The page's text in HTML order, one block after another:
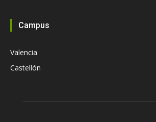
Campus
Valencia
Castellón